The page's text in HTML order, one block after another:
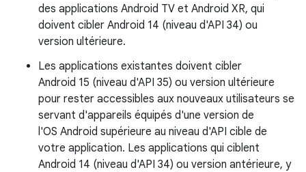
des applications Android TV et Android XR, qui
doivent cibler Android 14 (niveau d'API 34) ou
version ultérieure.
Les applications existantes doivent cibler
Android 15 (niveau d'API 35) ou version ultérieure
pour rester accessibles aux nouveaux utilisateurs se
servant d'appareils équipés d'une version de
l'OS Android supérieure au niveau d'API cible de
votre application. Les applications qui ciblent
Android 14 (niveau d'API 34) ou version antérieure, y